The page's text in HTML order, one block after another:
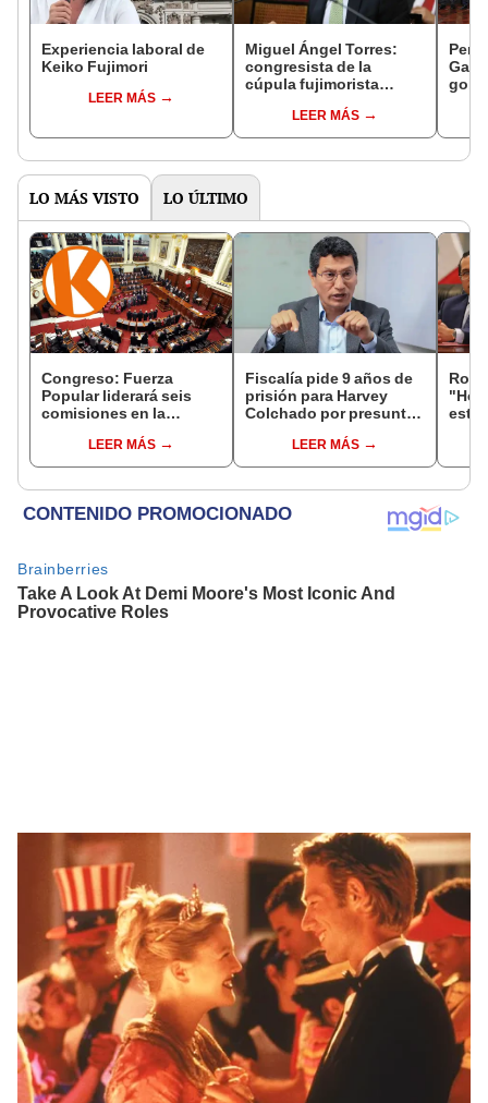
Experiencia laboral de
Keiko Fujimori
LEER MÁS
Miguel Ángel Torres:
congresista de la
cúpula fujimorista
del SenadoLEER MÁS
LO MÁS VISTO LO ÚLTIMO
Congreso: Fuerza
Popular liderará seis
comisiones en la
LEER MÁS
Fiscalía pide 9 años de
prisión para Harvey
Colchado por presunta
incompatible y falsedad
ideológica
LEER MÁS